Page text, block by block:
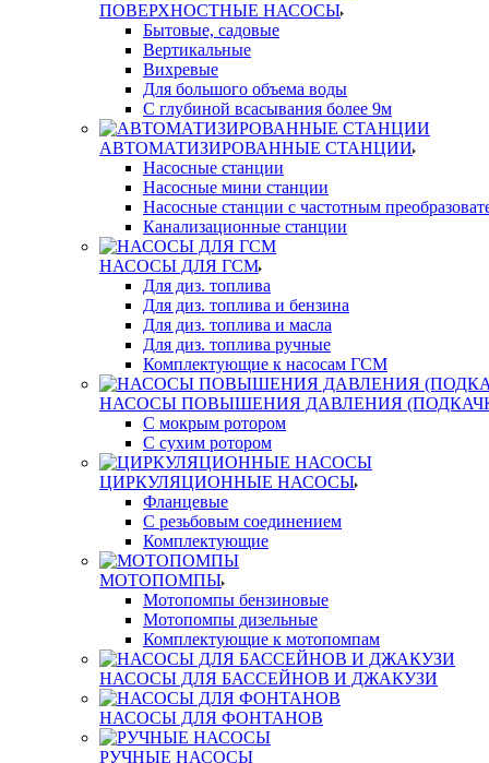
ПОВЕРХНОСТНЫЕ НАСОСЫ
Бытовые, садовые
Вертикальные
Вихревые
Для большого объема воды
С глубиной всасывания более 9м
АВТОМАТИЗИРОВАННЫЕ СТАНЦИИ
Насосные станции
Насосные мини станции
Насосные станции с частотным
Канализационные станции
НАСОСЫ ДЛЯ ГСМ
Для диз. топлива
Для диз. топлива и бензина
Для диз. топлива и масла
Для диз. топлива ручные
Комплектующие к насосам ГСМ
НАСОСЫ ПОВЫШЕНИЯ ДАВЛЕНИЯ
С мокрым ротором
С сухим ротором
ЦИРКУЛЯЦИОННЫЕ НАСОСЫ
Фланцевые
С резьбовым соединением
Комплектующие
МОТОПОМПЫ
Мотопомпы бензиновые
Мотопомпы дизельные
Комплектующие к мотопомпам
НАСОСЫ ДЛЯ БАССЕЙНОВ И ДЖАКУЗИ
НАСОСЫ ДЛЯ ФОНТАНОВ
РУЧНЫЕ НАСОСЫ